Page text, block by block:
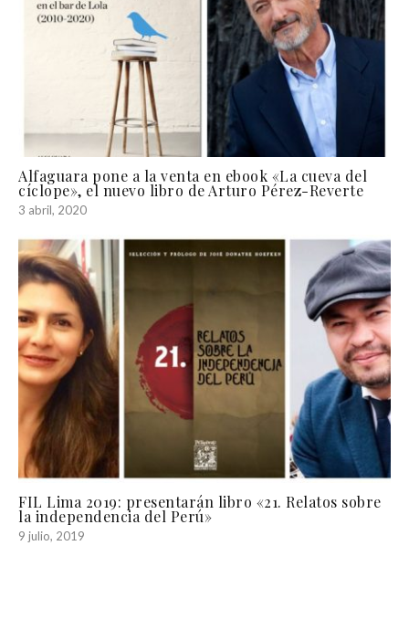
Alfaguara pone a la venta en ebook «La cueva del
cíclope», el nuevo libro de Arturo Pérez-Reverte
3 abril, 2020
FIL Lima 2019: presentarán libro «21. Relatos sobre
la independencia del Perú»
9 julio, 2019